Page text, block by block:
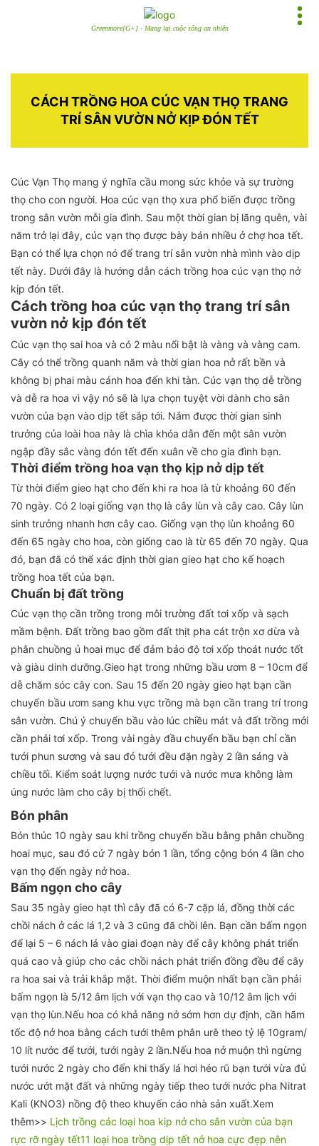
Greenmore[G+] - Mang lại cuộc sống an nhiên
CÁCH TRỒNG HOA CÚC VẠN THỌ TRANG
TRÍ SÂN VƯỜN NỞ KỊP ĐÓN TẾT
Cúc Vạn Thọ mang ý nghĩa cầu mong sức khỏe và sự trường
thọ cho con người. Hoa cúc vạn thọ xưa phổ biến được trồng
trong sân vườn mỗi gia đình. Sau một thời gian bị lãng quên, vài
năm trở lại đây, cúc vạn thọ được bày bán nhiều ở chợ hoa tết.
Bạn có thể lựa chọn nó để trang trí sân vườn nhà mình vào dịp
tết này. Dưới đây là hướng dẫn cách trồng hoa cúc vạn thọ nở
kịp đón tết.
Cách trồng hoa cúc vạn thọ trang trí sân
vườn nở kịp đón tết
Cúc vạn thọ sai hoa và có 2 màu nổi bật là vàng và vàng cam.
Cây có thể trồng quanh năm và thời gian hoa nở rất bền và
không bị phai màu cánh hoa đến khi tàn. Cúc vạn thọ dễ trồng
và dễ ra hoa vì vậy nó sẽ là lựa chọn tuyệt vời dành cho sân
vườn của bạn vào dịp tết sắp tới. Nắm được thời gian sinh
trưởng của loài hoa này là chìa khóa dẫn đến một sân vườn
ngập đầy sắc vàng đón tết đến xuân về cho gia đình bạn.
Thời điểm trồng hoa vạn thọ kịp nở dịp tết
Từ thời điểm gieo hạt cho đến khi ra hoa là từ khoảng 60 đến
70 ngày. Có 2 loại giống vạn thọ là cây lùn và cây cao. Cây lùn
sinh trưởng nhanh hơn cây cao. Giống vạn thọ lùn khoảng 60
đến 65 ngày cho hoa, còn giống cao là từ 65 đến 70 ngày. Qua
đó, bạn đã có thể xác định thời gian gieo hạt cho kế hoạch
trồng hoa tết của bạn.
Chuẩn bị đất trồng
Cúc vạn thọ cần trồng trong môi trường đất tơi xốp và sạch
mầm bệnh. Đất trồng bao gồm đất thịt pha cát trộn xơ dừa và
phân chuồng ủ hoai mục để đảm bảo độ tơi xốp thoát nước tốt
và giàu dinh dưỡng.Gieo hạt trong những bầu ươm 8 – 10cm để
dễ chăm sóc cây con. Sau 15 đến 20 ngày gieo hạt bạn cần
chuyển bầu ươm sang khu vực trồng mà bạn cần trang trí trong
sân vườn. Chú ý chuyển bầu vào lúc chiều mát và đất trồng mới
cần phải tơi xốp. Trong vài ngày đầu chuyển bầu bạn chỉ cần
tưới phun sương và sau đó tưới đều đặn ngày 2 lần sáng và
chiều tối. Kiểm soát lượng nước tưới và nước mưa không làm
úng nước làm cho cây bị thối chết.
Bón phân
Bón thúc 10 ngày sau khi trồng chuyển bầu bằng phân chuồng
hoai mục, sau đó cứ 7 ngày bón 1 lần, tổng cộng bón 4 lần cho
vạn thọ đến ngày nở hoa.
Bấm ngọn cho cây
Sau 35 ngày gieo hạt thì cây đã có 6-7 cặp lá, đồng thời các
chồi nách ở các lá 1,2 và 3 cũng đã chồi lên. Bạn cần bấm ngọn
để lại 5 – 6 nách lá vào giai đoạn này để cây không phát triển
quá cao và giúp cho các chồi nách phát triển đồng đều để cây
ra hoa sai và trải khắp mặt. Thời điểm muộn nhất bạn cần phải
bấm ngọn là 5/12 âm lịch với vạn thọ cao và 10/12 âm lịch với
vạn thọ lùn.Nếu hoa có khả năng nở sớm hơn dự định, cần hãm
tốc độ nở hoa bằng cách tưới thêm phân urê theo tỷ lệ 10gram/
10 lít nước để tưới, tưới ngày 2 lần.Nếu hoa nở muộn thì ngừng
tưới nước 2 ngày cho đến khi thấy lá hơi héo rũ bạn tưới vừa đủ
nước ướt mặt đất và những ngày tiếp theo tưới nước pha Nitrat
Kali (KNO3) nồng độ theo khuyến cáo nhà sản xuất.Xem
thêm>> Lịch trồng các loại hoa kịp nở cho sân vườn của bạn
rực rỡ ngày tết11 loại hoa trồng dịp tết nở hoa cực đẹp nên